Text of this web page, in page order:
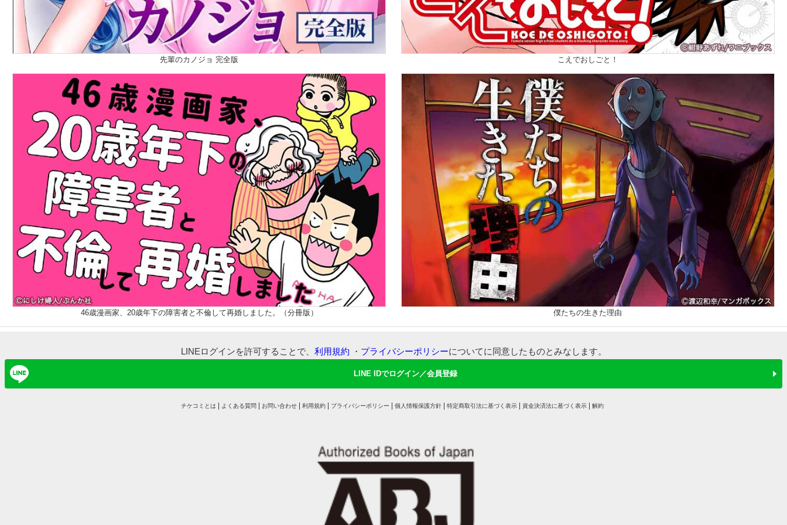
先輩のカノジョ 完全版 こえでおしごと！
46歳漫画家、20歳年下の障害者と不倫して再婚しました。（分冊版） 僕たちの生きた理由
LINEログインを許可することで、 利用規約 ・ プライバシーポリシーについてに同意したものとみなします。
LINE IDでログイン／会員登録
チケコミとは よくある質問 お問い合わせ 利用規約 プライバシーポリシー 個人情報保護方針 特定商取引法に基づく表示 資金決済法に基づく表示 解約